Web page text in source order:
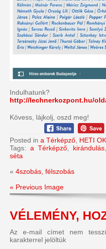
Indulhatunk?
http://lechnerkozpont.hu/
Kövess, lájkolj, oszd meg!
Posted in a Térképző HETI
Tags:a Térképző kirándulás
séta
« 4szobás, félszobás
« Previous Image
VÉLEMÉNY,
Az e-mail címet nem
karakterrel jelöltük